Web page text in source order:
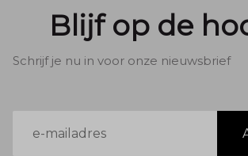
Blijf op de
Schrijf je nu in voor onze nieuwsbrief
mailadres